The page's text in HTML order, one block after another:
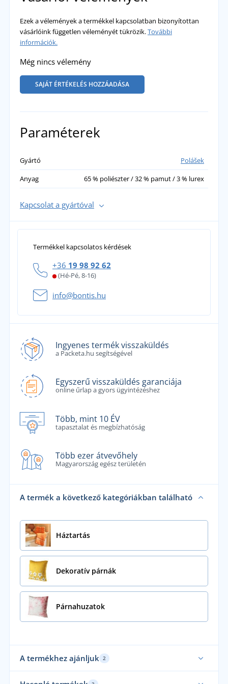
Ezek a vélemények a termékkel kapcsolatban bizonyítottan
vásárlóink független véleményét tükrözik.További
információk.
Még nincs vélemény
SAJÁT ÉRTÉKELÉS HOZZÁADÁSA
Paraméterek
Gyártó
Polášek
Anyag
65 % poliészter / 32 % pamut / 3 % lurex
Kapcsolat a gyártóval
Termékkel kapcsolatos kérdések
+36 19 98 92 62
(Hé-Pé, 8-16)
info@bontis.hu
Ingyenes termék visszaküldés
a Packeta.hu segítségével
Egyszerű visszaküldés garanciája
online űrlap a gyors ügyintézéshez
Több, mint 10 ÉV
tapasztalat és megbízhatóság
Több ezer átvevőhely
Magyarország egész területén
A termék a következő kategóriákban található
Háztartás
Dekoratív párnák
Párnahuzatok
A termékhez ajánljuk 2